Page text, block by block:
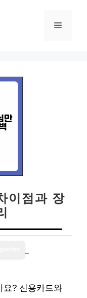
메
이점과 장
요? 신용카드와